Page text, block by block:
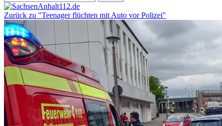
Zurück zu "Teenager flüchten mit Auto vor Polizei"